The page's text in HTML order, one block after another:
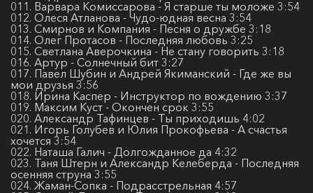
011. Варвара Комиссарова - Я старше ты моложе 3:54
012. Олеся Атланова - Чудо-юдная весна 3:54
013. Смирнов и Компания - Песня о дружбе 3:18
014. Олег Протасов - Последняя любовь 3:25
015. Светлана Аверочкина - Не стану говорить 3:18
016. Артур - Солнечный бит 3:27
017. Павел Шубин и Андрей Якиманский - Где же вы
мои друзья 3:56
018. Ирина Каспер - Инструктор по вождению 3:37
019. Максим Куст - Окончен срок 3:55
020. Александр Тафинцев - Ты приходишь 4:02
021. Игорь Голубев и Юлия Прокофьева - А счастья
хочется 3:54
022. Наташа Галич - Долгожданное да 4:32
023. Таня Штерн и Александр Келеберда - Последняя
осенняя струна 3:55
024. Жаман-Сопка - Подрасстрельная 4:57